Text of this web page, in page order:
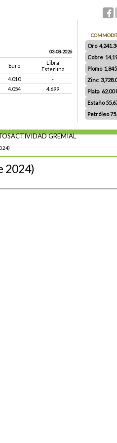
03-08-2026
Euro
Libra
Esterlina
4.010 -
4.054 4.699
Oro
Cobre
Plomo
Zinc
Plata 62.00
Estaño
Petróleo
ACTIVIDAD GREMIAL
2024)